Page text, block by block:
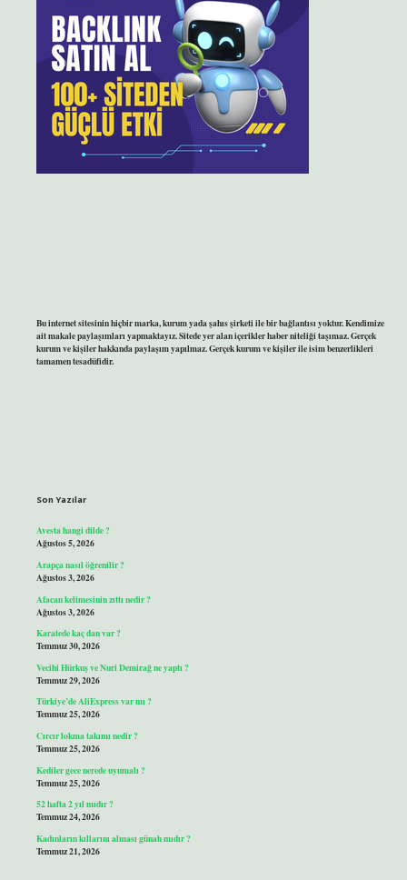
Bu internet sitesinin hiçbir marka, kurum yada şahıs şirketi ile bir bağlantısı yoktur. Kendimize
ait makale paylaşımları yapmaktayız. Sitede yer alan içerikler haber niteliği taşımaz. Gerçek
kurum ve kişiler hakkında paylaşım yapılmaz. Gerçek kurum ve kişiler ile isim benzerlikleri
tamamen tesadüfidir.
Son Yazılar
Avesta hangi dilde ?
Ağustos 5, 2026
Arapça nasıl öğrenilir ?
Ağustos 3, 2026
Afacan kelimesinin zıttı nedir ?
Ağustos 3, 2026
Karatede kaç dan var ?
Temmuz 30, 2026
Vecihi Hürkuş ve Nuri Demirağ ne yaptı ?
Temmuz 29, 2026
Türkiye’de AliExpress var mı ?
Temmuz 25, 2026
Cırcır lokma takımı nedir ?
Temmuz 25, 2026
Kediler gece nerede uyumalı ?
Temmuz 25, 2026
52 hafta 2 yıl mıdır ?
Temmuz 24, 2026
Kadınların kıllarını alması günah mıdır ?
Temmuz 21, 2026